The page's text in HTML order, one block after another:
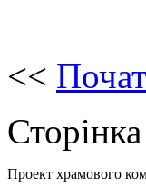
<<
Проект храмового